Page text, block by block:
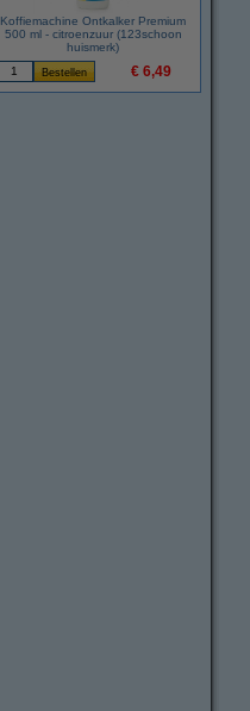
Koffiemachine Ontkalker Premium
500 ml - citroenzuur (123schoon
huismerk)
€ 6,49